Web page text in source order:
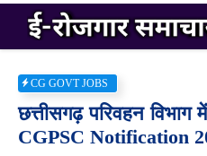
content
CG GOVT JOBS
छत्तीसगढ़ परिवहन विभाग
CGPSC Notification